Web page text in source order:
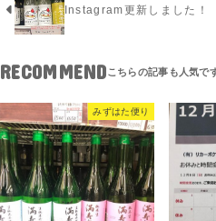
Instagram更新しました！
RECOMMEND
みずはた便り